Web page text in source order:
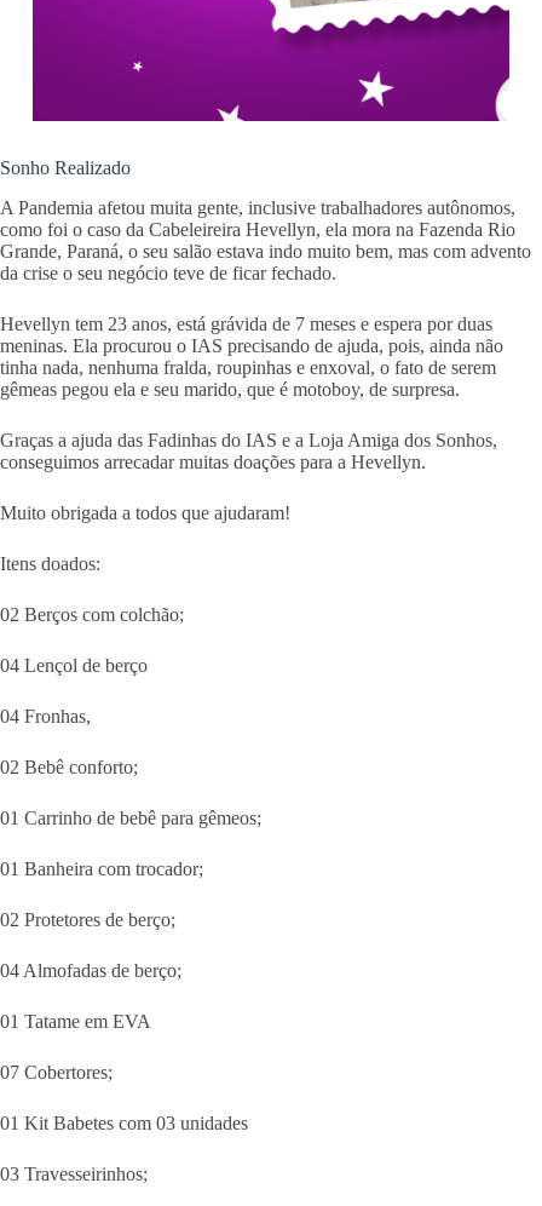
Sonho Realizado
A Pandemia afetou muita gente, inclusive trabalhadores autônomos,
como foi o caso da Cabeleireira Hevellyn, ela mora na Fazenda Rio
Grande, Paraná, o seu salão estava indo muito bem, mas com advento
da crise o seu negócio teve de ficar fechado.
Hevellyn tem 23 anos, está grávida de 7 meses e espera por duas
meninas. Ela procurou o IAS precisando de ajuda, pois, ainda não
tinha nada, nenhuma fralda, roupinhas e enxoval, o fato de serem
gêmeas pegou ela e seu marido, que é motoboy, de surpresa.
Graças a ajuda das Fadinhas do IAS e a Loja Amiga dos Sonhos,
conseguimos arrecadar muitas doações para a Hevellyn.
Muito obrigada a todos que ajudaram!
Itens doados:
02 Berços com colchão;
04 Lençol de berço
04 Fronhas,
02 Bebê conforto;
01 Carrinho de bebê para gêmeos;
01 Banheira com trocador;
02 Protetores de berço;
04 Almofadas de berço;
01 Tatame em EVA
07 Cobertores;
01 Kit Babetes com 03 unidades
03 Travesseirinhos;